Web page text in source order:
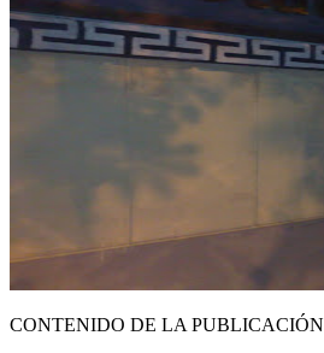
CONTENIDO DE LA PUBLICACIÓN